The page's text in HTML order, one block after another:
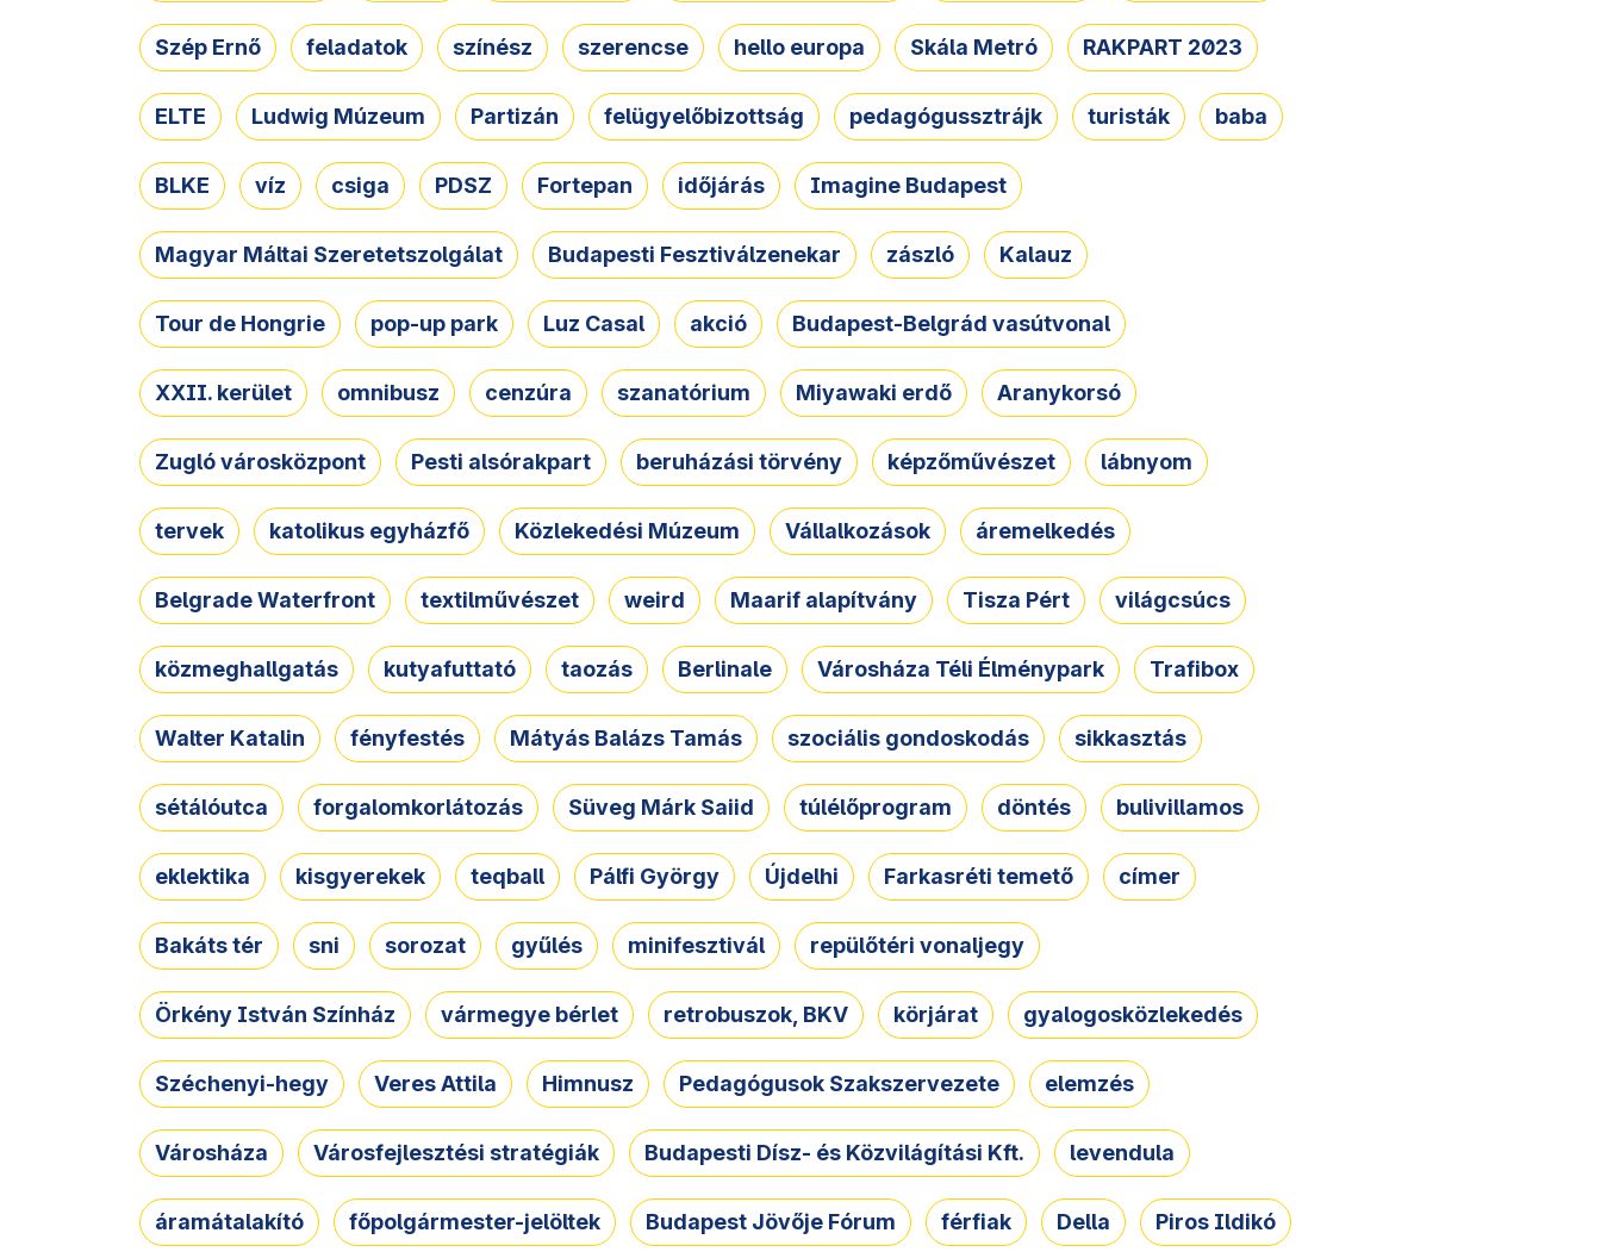
Szép Ernő feladatok színész szerencse hello europa Skála Metró RAKPART 2023
ELTE Ludwig Múzeum Partizán felügyelőbizottság pedagógussztrájk turisták baba
BLKE víz csiga PDSZ Fortepan időjárás Imagine Budapest
Magyar Máltai Szeretetszolgálat Budapesti Fesztiválzenekar zászló Kalauz
Tour de Hongrie pop-up park Luz Casal akció Budapest-Belgrád vasútvonal
XXII. kerület omnibusz cenzúra szanatórium Miyawaki erdő Aranykorsó
Zugló városközpont Pesti alsórakpart beruházási törvény képzőművészet lábnyom
tervek katolikus egyházfő Közlekedési Múzeum Vállalkozások áremelkedés
Belgrade Waterfront textilművészet weird Maarif alapítvány Tisza Pért világcsúcs
közmeghallgatás kutyafuttató taozás Berlinale Városháza Téli Élménypark Trafibox
Walter Katalin fényfestés Mátyás Balázs Tamás szociális gondoskodás sikkasztás
sétálóutca forgalomkorlátozás Süveg Márk Saiid túlélőprogram döntés bulivillamos
eklektika kisgyerekek teqball Pálfi György Újdelhi Farkasréti temető címer
Bakáts tér sni sorozat gyűlés minifesztivál repülőtéri vonaljegy
Örkény István Színház vármegye bérlet retrobuszok, BKV körjárat gyalogosközlekedés
Széchenyi-hegy Veres Attila Himnusz Pedagógusok Szakszervezete elemzés
Városháza Városfejlesztési stratégiák Budapesti Dísz- és Közvilágítási Kft. levendula
áramátalakító főpolgármester-jelöltek Budapest Jövője Fórum férfiak Della Piros Ildikó